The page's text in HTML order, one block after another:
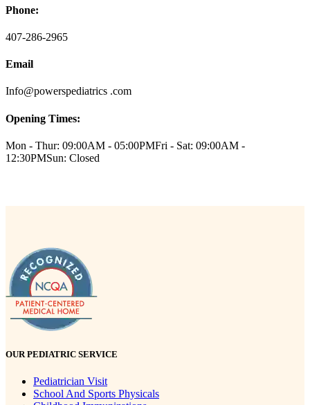
Phone:
407-286-2965
Email
Info@powerspediatrics .com
Opening Times:
Mon - Thur: 09:00AM - 05:00PMFri - Sat: 09:00AM -
12:30PMSun: Closed
OUR PEDIATRIC SERVICE
Pediatrician Visit
School And Sports Physicals